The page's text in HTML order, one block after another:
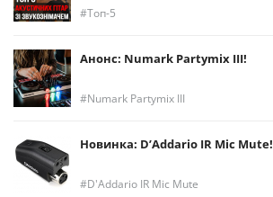
Топ-5
Анонс: Numark Partymix III!
Numark Partymix III
Новинка: D’Addario IR Mic Mute!
D'Addario IR Mic Mute